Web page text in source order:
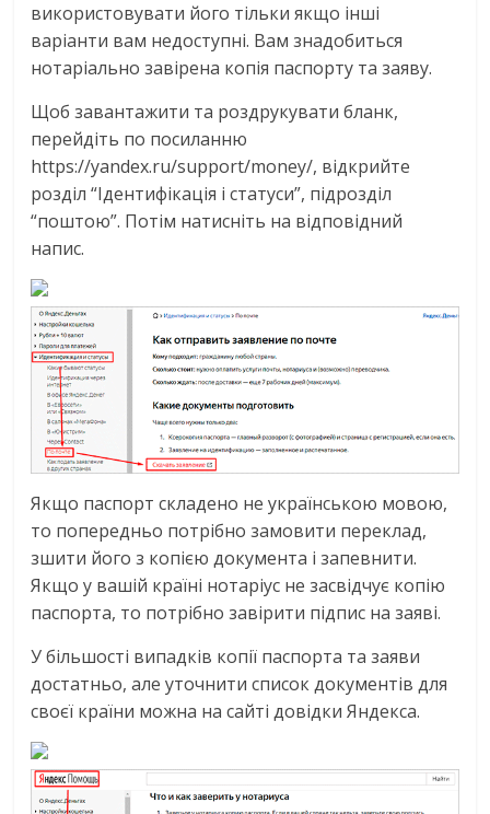
використовувати його тільки якщо інші
варіанти вам недоступні. Вам знадобиться
нотаріально завірена копія паспорту та заяву.
Щоб завантажити та роздрукувати бланк,
перейдіть по посиланню
https://yandex.ru/support/money/, відкрийте
розділ “Ідентифікація і статуси”, підрозділ
“поштою”. Потім натисніть на відповідний
напис.
Якщо паспорт складено не українською мовою,
то попередньо потрібно замовити переклад,
зшити його з копією документа і запевнити.
Якщо у вашій країні нотаріус не засвідчує копію
паспорта, то потрібно завірити підпис на заяві.
У більшості випадків копії паспорта та заяви
достатньо, але уточнити список документів для
своєї країни можна на сайті довідки Яндекса.